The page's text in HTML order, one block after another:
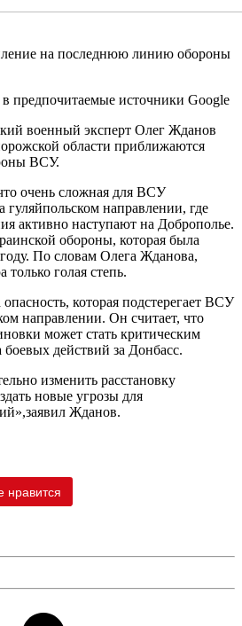
на последнюю линию обороны
предпочитаемые источники Google
военный эксперт Олег Жданов
области приближаются
ВСУ.
очень сложная для ВСУ
гуляйпольском направлении, где
активно наступают на Доброполье.
обороны, которая была
По словам Олега Жданова,
голая степь.
которая подстерегает ВСУ
направлении. Он считает, что
может стать критическим
боевых действий за Донбасс.
изменить расстановку
новые угрозы для
Жданов.
нравится